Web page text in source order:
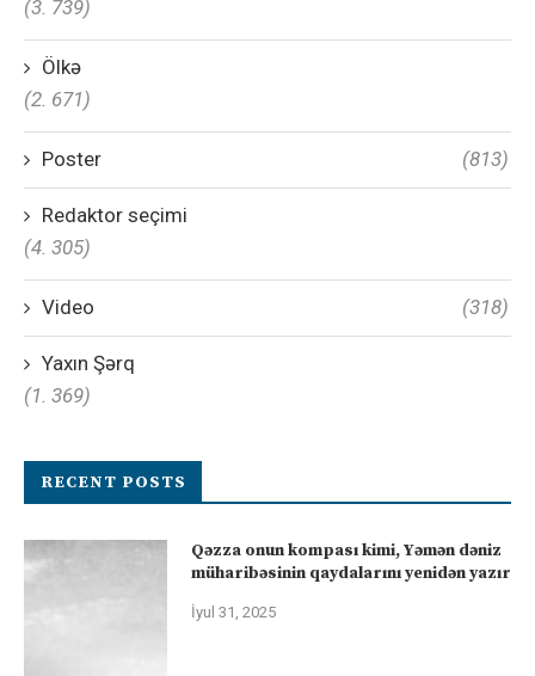
(3. 739)
Ölkə
(2. 671)
Poster (813)
Redaktor seçimi
(4. 305)
Video (318)
Yaxın Şərq
(1. 369)
RECENT POSTS
Qəzza onun kompası kimi, Yəmən dəniz
müharibəsinin qaydalarını yenidən yazır
İyul 31, 2025